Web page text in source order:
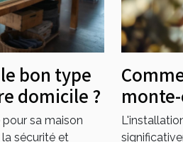
bon type
domicile ?
sa maison
sécurité et
elle